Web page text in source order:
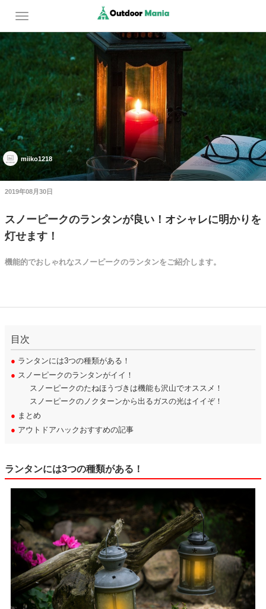
miiko1218
2019年08月30日
スノーピークのランタンが良い！オシャレに明かりを
灯せます！
機能的でおしゃれなスノーピークのランタンをご紹介します。
目次
● ランタンには3つの種類がある！
● スノーピークのランタンがイイ！
スノーピークのたねほうづきは機能も沢山でオススメ！
スノーピークのノクターンから出るガスの光はイイぞ！
● まとめ
● アウトドアハックおすすめの記事
ランタンには3つの種類がある！